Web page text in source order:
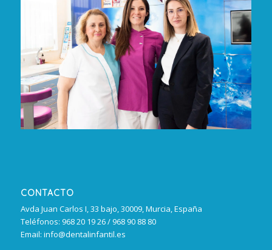
CONTACTO
Avda Juan Carlos I, 33 bajo, 30009, Murcia, España
Teléfonos: 968 20 19 26 / 968 90 88 80
Email: info@dentalinfantil.es